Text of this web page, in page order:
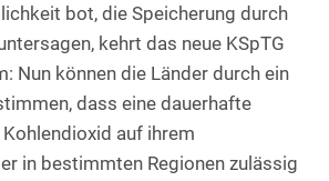
bot, die Speicherung durch
kehrt das neue KSpTG
Nun können die Länder durch ein
dass eine dauerhafte
auf ihrem
in bestimmten Regionen zulässig